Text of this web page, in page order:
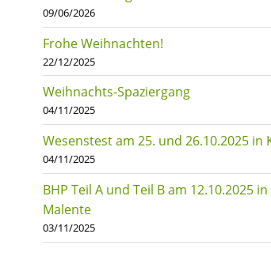
09/06/2026
Frohe Weihnachten!
22/12/2025
Weihnachts-Spaziergang
04/11/2025
Wesenstest am 25. und 26.10.2025 in
04/11/2025
BHP Teil A und Teil B am 12.10.2025 in
Malente
03/11/2025